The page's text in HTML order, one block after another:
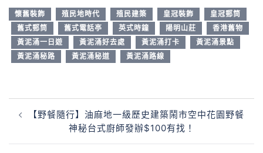
懷舊裝飾 殖民地時代 殖民建築 皇冠裝飾
皇冠郵筒
舊式郵筒
舊式電話亭 英式時鐘 陽明山莊
香港舊物
黃泥涌一日遊
黃泥涌好去處 黃泥涌打卡
黃泥涌景點
黃泥涌秘路
黃泥涌秘道 黃泥涌路線
【野餐隨行】油麻地一級歷史建築鬧市空中花園野餐
神秘台式廚師發辦$100有找！